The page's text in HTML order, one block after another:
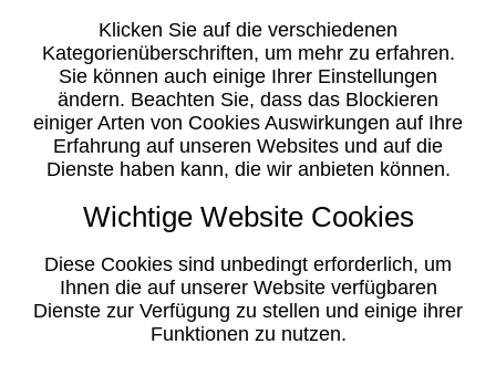
Klicken Sie auf die verschiedenen
Kategorienüberschriften, um mehr zu erfahren.
Sie können auch einige Ihrer Einstellungen
ändern. Beachten Sie, dass das Blockieren
einiger Arten von Cookies Auswirkungen auf Ihre
Erfahrung auf unseren Websites und auf die
Dienste haben kann, die wir anbieten können.
Wichtige Website Cookies
Diese Cookies sind unbedingt erforderlich, um
Ihnen die auf unserer Website verfügbaren
Dienste zur Verfügung zu stellen und einige ihrer
Funktionen zu nutzen.